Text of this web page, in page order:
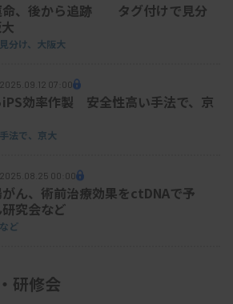
命、後から追跡 タグ付けで見分
分け、大阪大
2025.09.12 07:00
iPS効率作製 安全性高い手法で、京
法で、京大
2025.08.25 00:00
ん、術前治療効果をctDNAで予
究会など
ど
研修会